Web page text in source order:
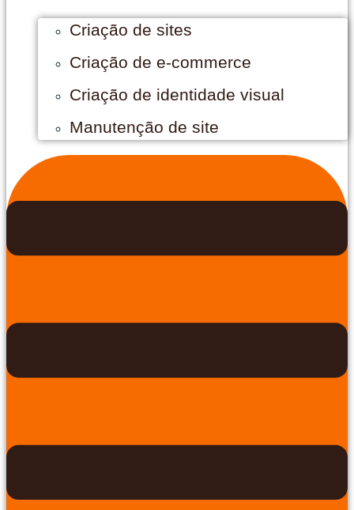
Criação de sites
Criação de e-commerce
Criação de identidade visual
Manutenção de site